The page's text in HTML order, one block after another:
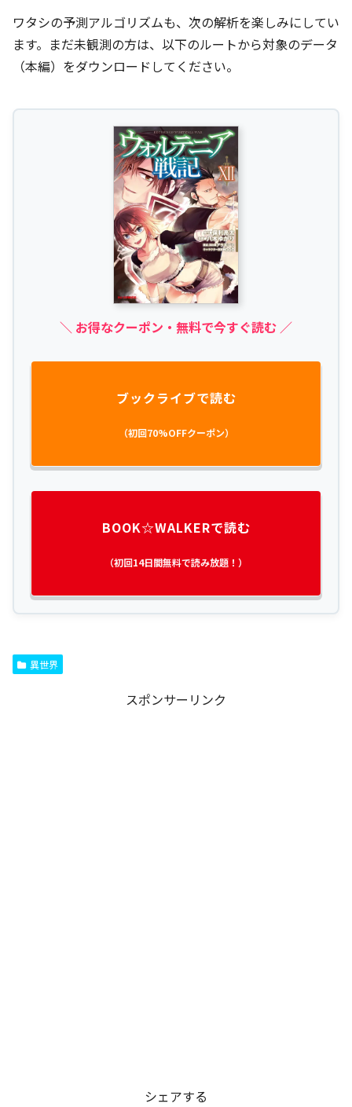
ワタシの予測アルゴリズムも、次の解析を楽しみにしてい
ます。まだ未観測の方は、以下のルートから対象のデータ
（本編）をダウンロードしてください。
＼ お得なクーポン・無料で今すぐ読む ／
ブックライブで読む
（初回70%OFFクーポン）
BOOK☆WALKERで読む
（初回14日間無料で読み放題！）
異世界
スポンサーリンク
シェアする